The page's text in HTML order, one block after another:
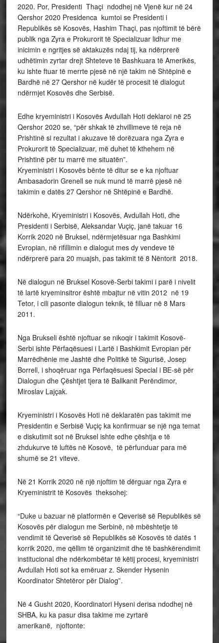
2020. Por, Presidenti Thaçi ndodhej në Vjenë kur në 24
Qershor 2020 Presidenca kumtoi se Presidenti i
Republikës së Kosovës, Hashim Thaçi, pas njoftimit të bërë
publik nga Zyra e Prokurorit të Specializuar lidhur me
inicimin e ngritjes së aktakuzës ndaj tij, ka ndërprerë
udhëtimin zyrtar drejt Shteteve të Bashkuara të Amerikës,
ku ishte ftuar të merrte pjesë në një takim në Shtëpinë e
Bardhë në 27 Qershor në kudër të procesit të dialogut
ndërmjet Kosovës dhe Serbisë.
Edhe kryeministri i Kosovës Avdullah Hoti deklaroi në 25
Qershor 2020 se, “për shkak të zhvillimeve të reja në
Prishtinë si rezultat i akuzave të dorëzuara nga Zyra e
Prokurorit të Specializuar, më duhet të kthehem në
Prishtinë për tu marrë me situatën”.
Kryeministri i Kosovës bënte të ditur se e ka njoftuar
Ambasadorin Grenell se nuk mund të marrë pjesë në
takimin e datës 27 Qershor në Shtëpinë e Bardhë.
Ndërkohë, Kryeministri i Kosovës, Avdullah Hoti, dhe
Presidenti i Serbisë, Aleksandar Vuçiç, janë takuar 16
Korrik 2020 në Bruksel, ndërmjetësuar nga Bashkimi
Evropian, në rifillimin e dialogut mes dy vendeve të
ndërprerë para 20 muajsh, pas takimit të 8 Nëntorit 2018.
Në dialogun në Bruksel Kosovë-Serbi takimi i parë i nivelit
të lartë kryeminsitror është mbajtur në vitin 2012 në 19
Tetor, i cili pasonte dialogun teknik, të filluar në 8 Mars
2011.
Nga Brukseli është njoftuar se nikoqir i takimit Kosovë-
Serbi ishte Përfaqësuesi i Lartë i Bashkimit Evropian për
Marrëdhënie me Jashtë dhe Politikë të Sigurisë, Josep
Borrell, i shoqëruar nga Përfaqësuesi Special i BE-së për
Dialogun dhe Çështjet tjera të Ballkanit Perëndimor,
Miroslav Lajçak.
Kryeministri i Kosovës Hoti në deklaratën pas takimit me
Presidentin e Serbisë Vuçiç ka konfirmuar se një nga temat
e diskutimit sot në Bruksel ishte edhe çështja e të
zhdukurve të luftës në Kosovë, të përfunduar para më
shumë se 21 viteve.
Në 21 Korrik 2020 në një njoftim të dërguar nga Zyra e
Kryeministrit të Kosovës theksohej:
“Duke u bazuar në platformën e Qeverisë së Republikës së
Kosovës për dialogun me Serbinë, në mbështetje të
vendimit të Qeverisë së Republikës së Kosovës të datës 1
korrik 2020, me qëllim të organizimit dhe të bashkërendimit
institucional dhe ndërkombëtar të këtij procesi, kryeministri
Avdullah Hoti sot ka emëruar z. Skender Hysenin
Koordinator Shtetëror për Dialog”.
Në 4 Gusht 2020, Koordinatori Hyseni derisa ndodhej në
SHBA, ku ka pasur disa takime me zyrtarë
amerikanë, njoftonte: